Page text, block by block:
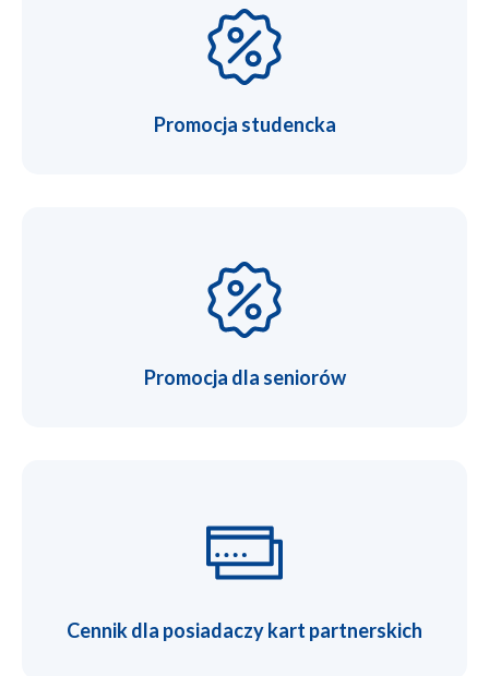
Promocja studencka
Promocja dla seniorów
Cennik dla posiadaczy kart partnerskich